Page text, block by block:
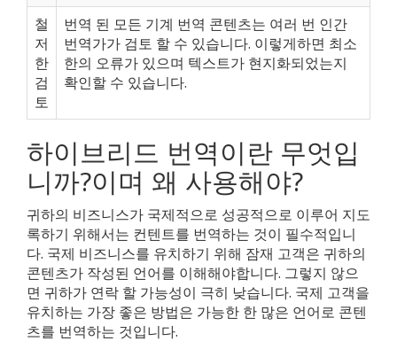
철
저
한
검
토
번역 된 모든 기계 번역 콘텐츠는 여러 번 인간
번역가가 검토 할 수 있습니다. 이렇게하면 최소
한의 오류가 있으며 텍스트가 현지화되었는지
확인할 수 있습니다.
하이브리드 번역이란 무엇입
니까?이며 왜 사용해야?
귀하의 비즈니스가 국제적으로 성공적으로 이루어 지도
록하기 위해서는 컨텐트를 번역하는 것이 필수적입니
다. 국제 비즈니스를 유치하기 위해 잠재 고객은 귀하의
콘텐츠가 작성된 언어를 이해해야합니다. 그렇지 않으
면 귀하가 연락 할 가능성이 극히 낮습니다. 국제 고객을
유치하는 가장 좋은 방법은 가능한 한 많은 언어로 콘텐
츠를 번역하는 것입니다.